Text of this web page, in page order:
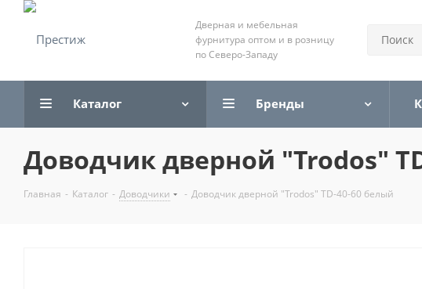
Дверная и мебельная
фурнитура оптом и в розницу
по Северо-Западу
Каталог Бренды
Доводчик дверной "Trodos"
Главная - Каталог - Доводчики - Доводчик дверной "Trodos" TD-40-60 белый